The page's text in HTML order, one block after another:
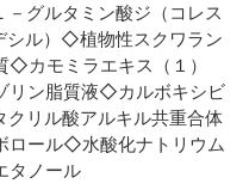
グルタミン酸ジ（コレス
シル）◇植物性スクワラン
カモミラエキス（１）
ン脂質液◇カルボキシビ
リル酸アルキル共重合体
ール◇水酸化ナトリウム
タノール